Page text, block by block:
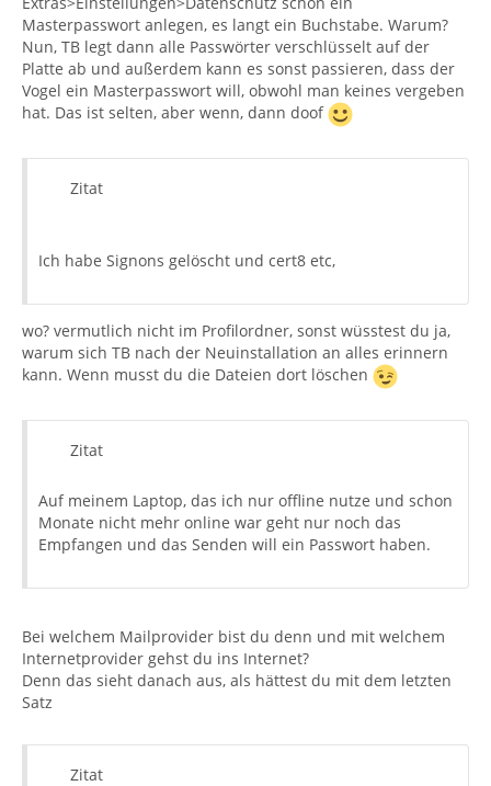
Masterpasswort anlegen, es langt ein Buchstabe. Warum?
Nun, TB legt dann alle Passwörter verschlüsselt auf der
Platte ab und außerdem kann es sonst passieren, dass der
Vogel ein Masterpasswort will, obwohl man keines vergeben
hat. Das ist selten, aber wenn, dann doof
Zitat
Ich habe Signons gelöscht und cert8 etc,
wo? vermutlich nicht im Profilordner, sonst wüsstest du ja,
warum sich TB nach der Neuinstallation an alles erinnern
kann. Wenn musst du die Dateien dort löschen
Zitat
Auf meinem Laptop, das ich nur offline nutze und schon
Monate nicht mehr online war geht nur noch das
Empfangen und das Senden will ein Passwort haben.
Bei welchem Mailprovider bist du denn und mit welchem
Internetprovider gehst du ins Internet?
Denn das sieht danach aus, als hättest du mit dem letzten
Satz
Zitat